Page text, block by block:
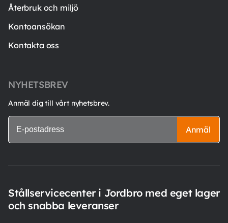
Återbruk och miljö
Kontoansökan
Kontakta oss
NYHETSBREV
Anmäl dig till vårt nyhetsbrev.
Anmäl
Stållservicecenter i Jordbro med eget lager
och snabba leveranser